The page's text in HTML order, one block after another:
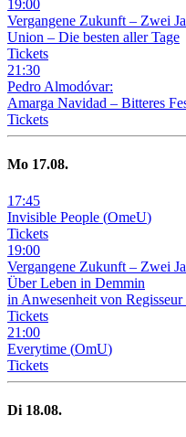
19:00
Vergangene Zukunft – Zwei
Union – Die besten aller Tage
Tickets
21 :30
Pedro Almodóvar:
Amarga Navidad – Bitteres
Tickets
Mo 17.08.
17:45
Invisible People (OmeU)
Tickets
19:00
Vergangene Zukunft – Zwei
Über Leben in Demmin
in Anwesenheit von
Tickets
21 :00
Everytime (OmU)
Tickets
Di 18.08.